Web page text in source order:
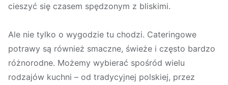
cieszyć się czasem spędzonym z bliskimi.
Ale nie tylko o wygodzie tu chodzi. Cateringowe
potrawy są również smaczne, świeże i często bardzo
różnorodne. Możemy wybierać spośród wielu
rodzajów kuchni – od tradycyjnej polskiej, przez